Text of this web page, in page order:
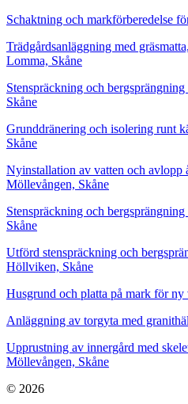
Schaktning och markförberedelse
Trädgårdsanläggning med
Lomma, Skåne
Stenspräckning och
Skåne
Grunddränering och isolering runt
Skåne
Nyinstallation av vatten och avlopp
Möllevången, Skåne
Stenspräckning och
Skåne
Utförd stenspräckning och
Höllviken, Skåne
Husgrund och platta på mark för
Anläggning av torgyta med
Upprustning av innergård med
Möllevången, Skåne
© 2026